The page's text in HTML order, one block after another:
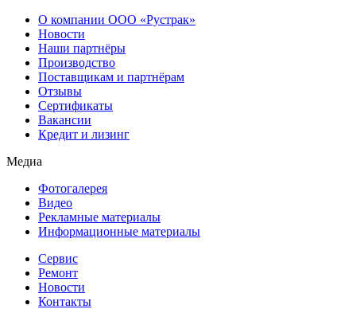
О компании ООО «Рустрак»
Новости
Наши партнёры
Производство
Поставщикам и партнёрам
Отзывы
Сертификаты
Вакансии
Кредит и лизинг
Медиа
Фотогалерея
Видео
Рекламные материалы
Информационные материалы
Сервис
Ремонт
Новости
Контакты